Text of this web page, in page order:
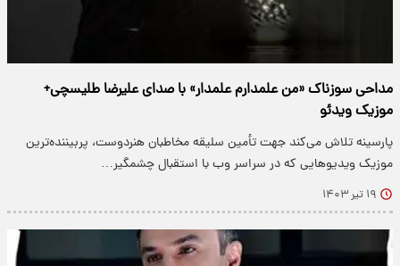
مداحی سوزناک «من علمدارم علمدار» با صدای علیرضا طلیسچی+
موزیک ویدئو
پارسینه تلاش می‌کند جهت تأمین سلیقه مخاطبان هنردوست، پربیننده‌ترین
موزیک ویدیو‌هایی که در سراسر وب با استقبال چشمگیر…
۱۹ تیر ۱۴۰۳